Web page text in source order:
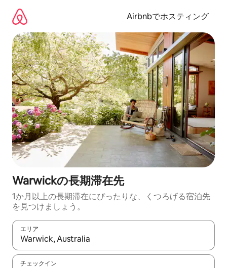
Airbnbでホスティング
Warwickの長期滞在先
1か月以上の長期滞在にぴったりな、くつろげる宿泊先
を見つけましょう。
エリア
検索結果が表示されたら、上下の矢印キーを使って移動するか
チェックイン